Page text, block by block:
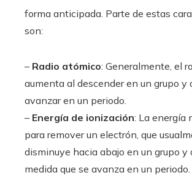
forma anticipada. Parte de estas
son:
– Radio atómico: Generalmente, el
aumenta al descender en un grupo y
avanzar en un periodo.
– Energía de ionización: La energía
para remover un electrón, que
disminuye hacia abajo en un grupo y
medida que se avanza en un periodo.